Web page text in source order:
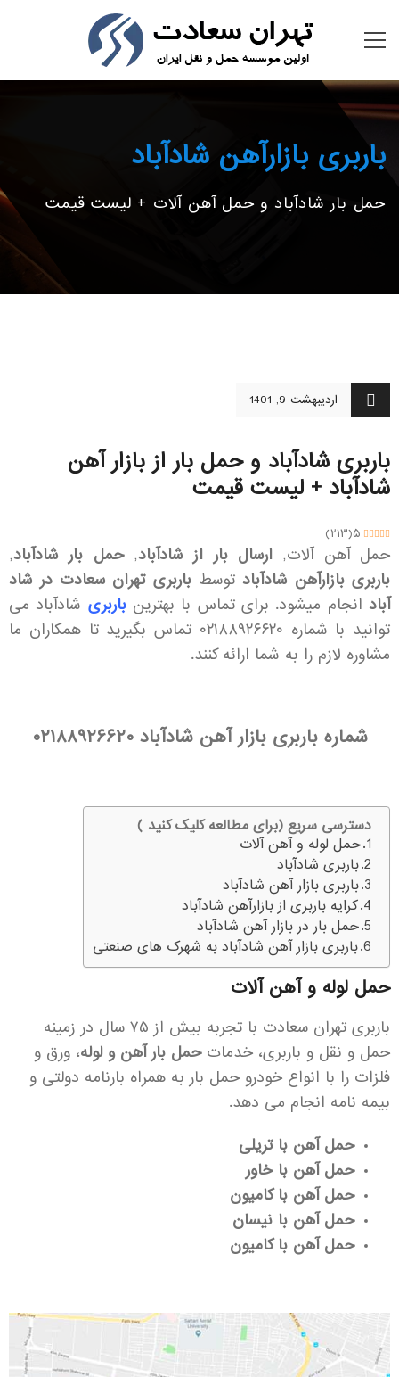
باربری بازارآهن شادآباد
حمل بار شادآباد و حمل آهن آلات + لیست قیمت
اردیبهشت 9, 1401
باربری شادآباد و حمل بار از بازار آهن
شادآباد + لیست قیمت
۵(۲۱۳)
حمل آهن آلات, ارسال بار از شادآباد,حمل بار شادآباد,
باربری بازارآهن شادآباد توسطباربری تهران سعادت در شاد
آباد انجام میشود. برای تماس با بهترینباربری شادآباد می
توانید با شماره ۰۲۱۸۸۹۲۶۶۲۰ تماس بگیرید تا همکاران ما
مشاوره لازم را به شما ارائه کنند.
شماره باربری بازار آهن شادآباد۰۲۱۸۸۹۲۶۶۲۰
دسترسی سریع (برای مطالعه کلیک کنید )
حمل لوله و آهن آلات
باربری شادآباد
باربری بازار آهن شادآباد
کرایه باربری از بازارآهن شادآباد
حمل بار در بازار آهن شادآباد
باربری بازار آهن شادآباد به شهرک های صنعتی
حمل لوله و آهن آلات
باربری تهران سعادت با تجربه بیش از ۷۵ سال در زمینه
حمل و نقل و باربری، خدماتحمل بار آهن و لوله، ورق و
فلزات را با انواع خودرو حمل بار به همراه بارنامه دولتی و
بیمه نامه انجام می دهد.
حمل آهن با تریلی
حمل آهن با خاور
حمل آهن با کامیون
حمل آهن با نیسان
حمل آهن با کامیون